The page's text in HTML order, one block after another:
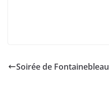
Soirée de Fontainebleau